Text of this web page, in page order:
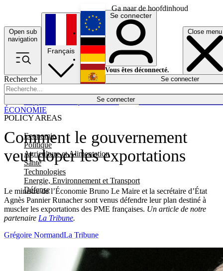
Ga naar de hoofdinhoud
Open sub
navigation
Close menu
Recherche
Se connecter
POLICY AREAS
Economie
Politique
Agriculture et Alimentation
Santé
Technologies
Energie, Environnement et Transport
Défense
Économie
Français
English
Deutsch
Español
Se connecter
Vous êtes déconnecté.
Se connecter
Comment le gouvernement
veut doper les exportations
Le ministre de l’Économie Bruno Le Maire et la secrétaire d’État
Agnès Pannier Runacher sont venus défendre leur plan destiné à
muscler les exportations des PME françaises. Un article de notre
partenaire La Tribune.
ÉCONOMIE
Grégoire NormandLa Tribune